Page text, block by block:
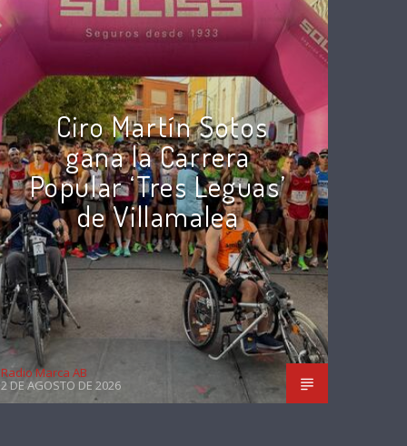
Ciro Martín Sotos
gana la Carrera
Popular ‘Tres Leguas’
de Villamalea
Radio Marca AB
2 DE AGOSTO DE 2026